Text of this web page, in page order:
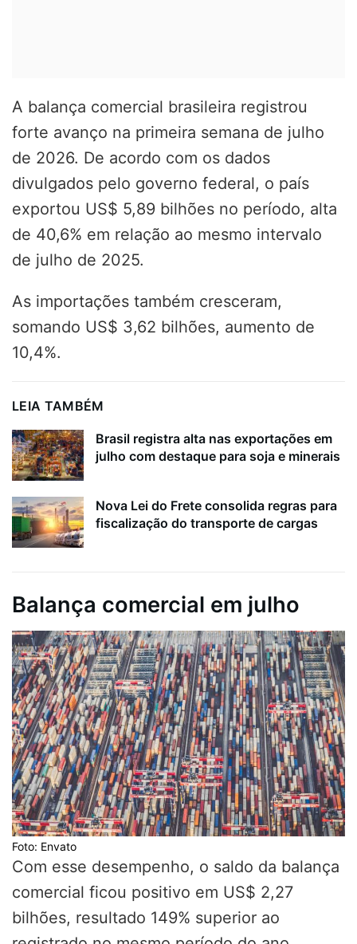
A balança comercial brasileira registrou
forte avanço na primeira semana de julho
de 2026. De acordo com os dados
divulgados pelo governo federal, o país
exportou US$ 5,89 bilhões no período, alta
de 40,6% em relação ao mesmo intervalo
de julho de 2025.
As importações também cresceram,
somando US$ 3,62 bilhões, aumento de
10,4%.
LEIA TAMBÉM
Brasil registra alta nas exportações em
julho com destaque para soja e minerais
Nova Lei do Frete consolida regras para
fiscalização do transporte de cargas
Balança comercial em julho
Foto: Envato
Com esse desempenho, o saldo da balança
comercial ficou positivo em US$ 2,27
bilhões, resultado 149% superior ao